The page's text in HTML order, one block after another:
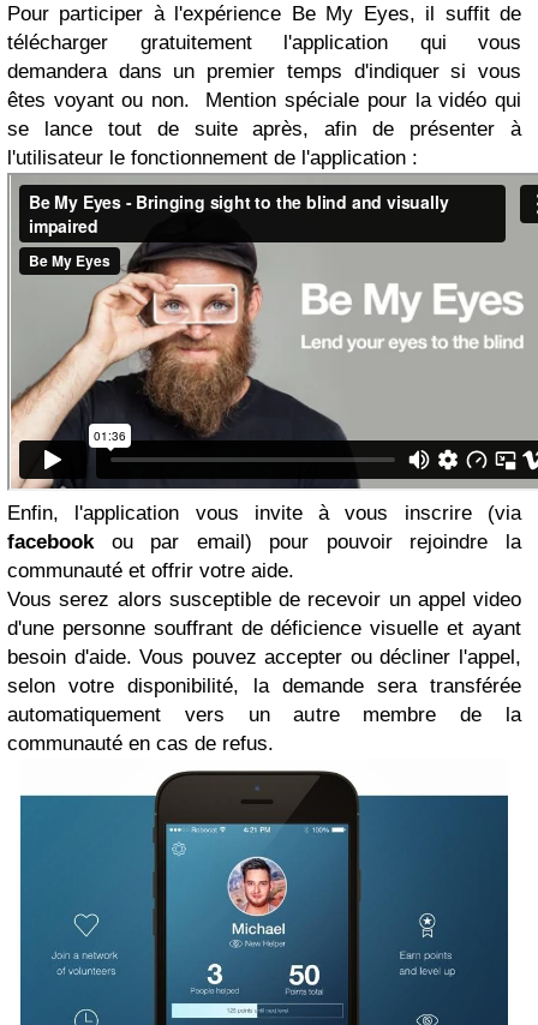
Pour participer à l'expérience Be My Eyes, il suffit de
télécharger gratuitement l'application qui vous
demandera dans un premier temps d'indiquer si vous
êtes voyant ou non. Mention spéciale pour la vidéo qui
se lance tout de suite après, afin de présenter à
l'utilisateur le fonctionnement de l'application :
Enfin, l'application vous invite à vous inscrire (via
facebook ou par email) pour pouvoir rejoindre la
communauté et offrir votre aide.
Vous serez alors susceptible de recevoir un appel video
d'une personne souffrant de déficience visuelle et ayant
besoin d'aide. Vous pouvez accepter ou décliner l'appel,
selon votre disponibilité, la demande sera transférée
automatiquement vers un autre membre de la
communauté en cas de refus.